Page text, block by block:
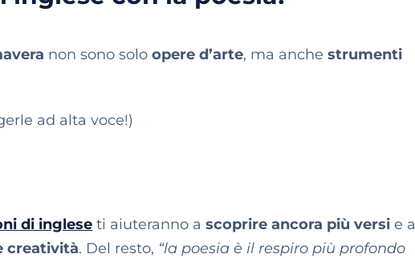
non sono solo opere d’arte, ma anche strumenti
ad alta voce!)
di inglese ti aiuteranno a scoprire ancora più versi e a
creatività. Del resto, “la poesia è il respiro più profondo